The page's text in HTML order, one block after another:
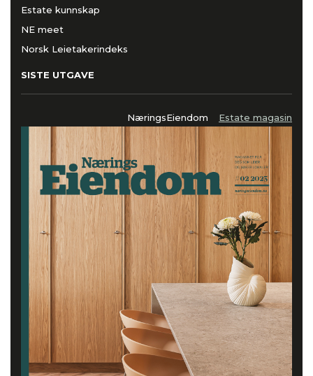
Estate kunnskap
NE meet
Norsk Leietakerindeks
SISTE UTGAVE
NæringsEiendom Estate magasin